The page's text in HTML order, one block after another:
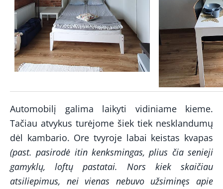
Automobilį galima laikyti vidiniame kieme.
Tačiau atvykus turėjome šiek tiek nesklandumų
dėl kambario. Ore tvyroje labai keistas kvapas
(past. pasirodė itin kenksmingas, plius čia senieji
gamyklų, loftų pastatai. Nors kiek skaičiau
atsiliepimus, nei vienas nebuvo užsiminęs apie